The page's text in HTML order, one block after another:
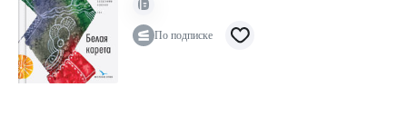
По подписке